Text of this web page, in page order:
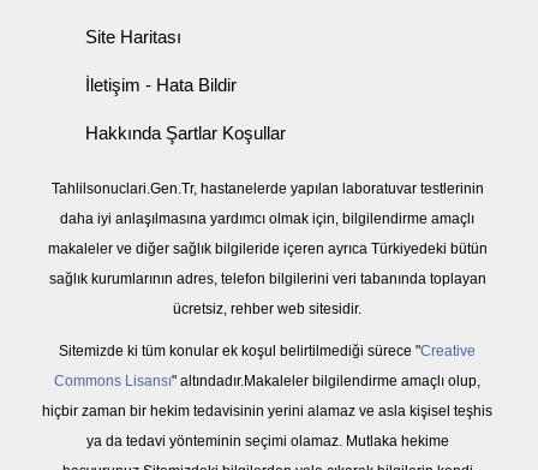
Site Haritası
İletişim - Hata Bildir
Hakkında Şartlar Koşullar
Tahlilsonuclari.Gen.Tr, hastanelerde yapılan laboratuvar testlerinin
daha iyi anlaşılmasına yardımcı olmak için, bilgilendirme amaçlı
makaleler ve diğer sağlık bilgileride içeren ayrıca Türkiyedeki bütün
sağlık kurumlarının adres, telefon bilgilerini veri tabanında toplayan
ücretsiz, rehber web sitesidir.
Sitemizde ki tüm konular ek koşul belirtilmediği sürece "Creative
Commons Lisansı" altındadır.Makaleler bilgilendirme amaçlı olup,
hiçbir zaman bir hekim tedavisinin yerini alamaz ve asla kişisel teşhis
ya da tedavi yönteminin seçimi olamaz. Mutlaka hekime